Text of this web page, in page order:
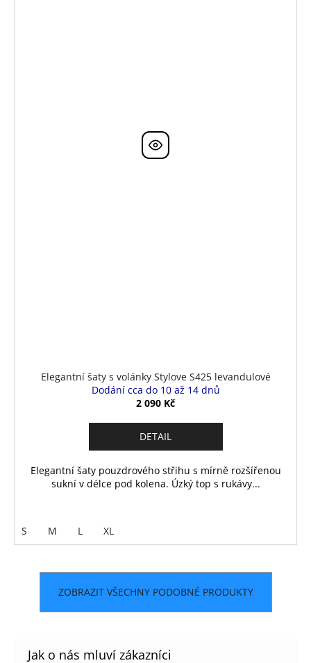
Elegantní šaty s volánky Stylove S425 levandulové
Dodání cca do 10 až 14 dnů
2 090 Kč
DETAIL
Elegantní šaty pouzdrového střihu s mírně rozšířenou
sukní v délce pod kolena. Úzký top s rukávy...
S M L XL
ZOBRAZIT VŠECHNY PODOBNÉ PRODUKTY